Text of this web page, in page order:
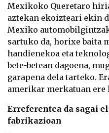
Mexikoko Queretaro
aztekan ekoizteari ekin
Mexiko
sartuko da, horixe baita
handienekoa eta
bete-betean dagoena,
garapena dela tarteko.
amerikar merkatuan
Erreferentea da sagai
fabrikazioan